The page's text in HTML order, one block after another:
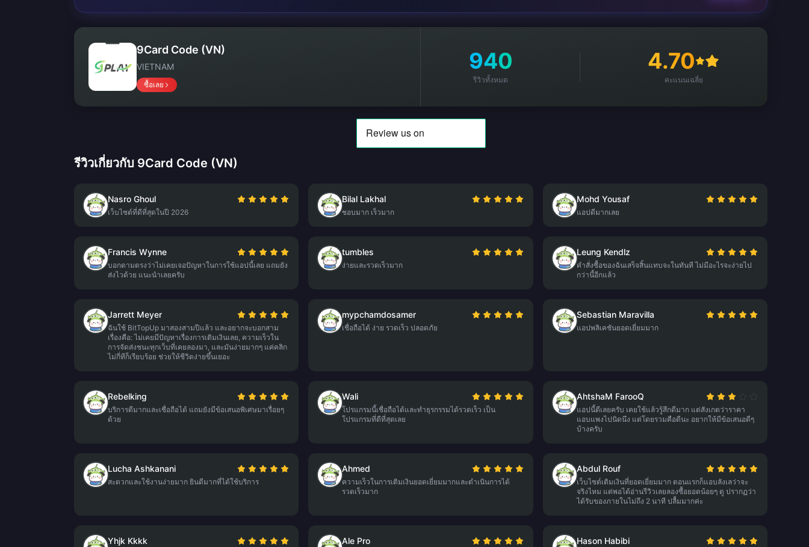
9Card Code (VN)
VIETNAM
ซื้อเลย
940
รีวิวทั้งหมด
4.70
คะแนนเฉลี่ย
รีวิวเกี่ยวกับ 9Card Code (VN)
Nasro Ghoul
เว็บไซต์ที่ดีที่สุดในปี 2026
Bilal Lakhal
ชอบมาก เร็วมาก
Mohd Yousaf
แอปดีมากเลย
Francis Wynne
บอกตามตรงว่าไม่เคยเจอปัญหาในการใช้แอปนี้เลย แถมยัง
ส่งไวด้วย แนะนำเลยครับ
tumbles
ง่ายและรวดเร็วมาก
Leung Kendlz
คำสั่งซื้อของฉันเสร็จสิ้นแทบจะในทันที ไม่มีอะไรจะง่ายไป
กว่านี้อีกแล้ว
Jarrett Meyer
ฉันใช้ BitTopUp มาสองสามปีแล้ว และอยากจะบอกสาม
เรื่องคือ: ไม่เคยมีปัญหาเรื่องการเติมเงินเลย, ความเร็วใน
การจัดส่งชนะทุกเว็บที่เคยลองมา, และมันง่ายมากๆ แค่คลิก
ไม่กี่ทีก็เรียบร้อย ช่วยให้ชีวิตง่ายขึ้นเยอะ
mypchamdosamer
เชื่อถือได้ ง่าย รวดเร็ว ปลอดภัย
Sebastian Maravilla
แอปพลิเคชันยอดเยี่ยมมาก
Rebelking
บริการดีมากและเชื่อถือได้ แถมยังมีข้อเสนอพิเศษมาเรื่อยๆ
ด้วย
Wali
โปรแกรมนี้เชื่อถือได้และทำธุรกรรมได้รวดเร็ว เป็น
โปรแกรมที่ดีที่สุดเลย
AhtshaM FarooQ
แอปนี้ดีเลยครับ เคยใช้แล้วรู้สึกดีมาก แต่สังเกตว่าราคา
แอบแพงไปนิดนึง แต่โดยรวมคือดีนะ อยากให้มีข้อเสนอดีๆ
บ้างครับ
Lucha Ashkanani
สะดวกและใช้งานง่ายมาก ยินดีมากที่ได้ใช้บริการ
Ahmed
ความเร็วในการเติมเงินยอดเยี่ยมมากและดำเนินการได้
รวดเร็วมาก
Abdul Rouf
เว็บไซต์เติมเงินที่ยอดเยี่ยมมาก ตอนแรกก็แอบลังเลว่าจะ
จริงไหม แต่พอได้อ่านรีวิวเลยลองซื้อยอดน้อยๆ ดู ปรากฏว่า
ได้รับของภายในไม่ถึง 2 นาที ปลื้มมากค่ะ
Yhjk Kkkk Ale Pro Hason Habibi